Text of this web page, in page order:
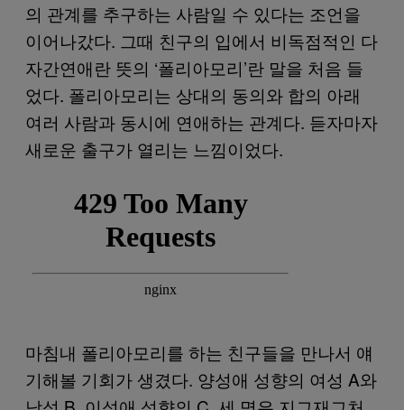
의 관계를 추구하는 사람일 수 있다는 조언을
이어나갔다. 그때 친구의 입에서 비독점적인 다
자간연애란 뜻의 ‘폴리아모리’란 말을 처음 들
었다. 폴리아모리는 상대의 동의와 합의 아래
여러 사람과 동시에 연애하는 관계다. 듣자마자
새로운 출구가 열리는 느낌이었다.
마침내 폴리아모리를 하는 친구들을 만나서 얘
기해볼 기회가 생겼다. 양성애 성향의 여성 A와